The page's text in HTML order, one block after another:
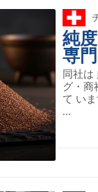
純
専
同社は
グ・商
て い
...